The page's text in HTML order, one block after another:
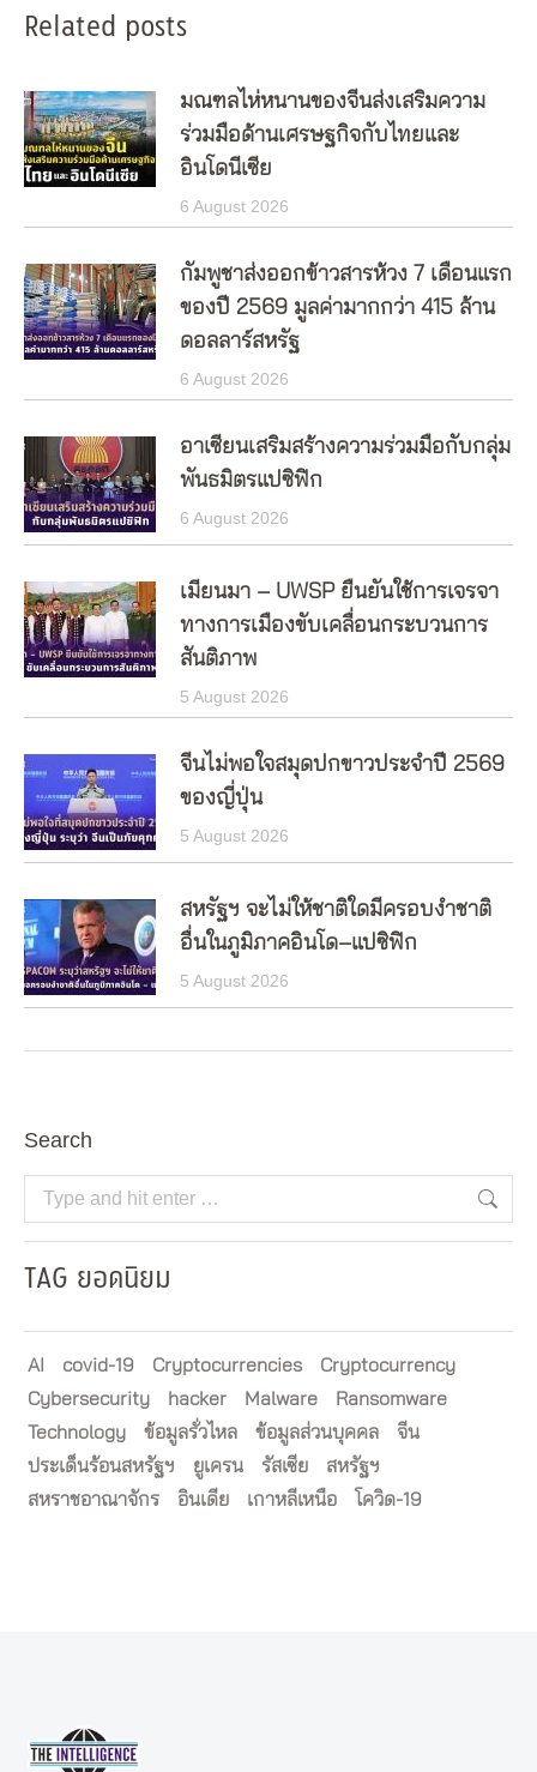
Related posts
มณฑลไห่หนานของจีนส่งเสริมความ
ร่วมมือด้านเศรษฐกิจกับไทยและ
อินโดนีเซีย
6 August 2026
กัมพูชาส่งออกข้าวสารห้วง 7 เดือนแรก
ของปี 2569 มูลค่ามากกว่า 415 ล้าน
ดอลลาร์สหรัฐ
6 August 2026
อาเซียนเสริมสร้างความร่วมมือกับกลุ่ม
พันธมิตรแปซิฟิก
6 August 2026
เมียนมา – UWSP ยืนยันใช้การเจรจา
ทางการเมืองขับเคลื่อนกระบวนการ
สันติภาพ
5 August 2026
จีนไม่พอใจสมุดปกขาวประจำปี 2569
ของญี่ปุ่น
5 August 2026
สหรัฐฯ จะไม่ให้ชาติใดมีครอบงำชาติ
อื่นในภูมิภาคอินโด–แปซิฟิก
5 August 2026
Search
Search:
TAG ยอดนิยม
AI covid-19 Cryptocurrencies
Cryptocurrency
Cybersecurity
hacker Malware
Ransomware
Technology
ข้อมูลรั่วไหล ข้อมูลส่วนบุคคล
จีน
ประเด็นร้อนสหรัฐฯ
ยูเครน รัสเซีย
สหรัฐฯ
สหราชอาณาจักร
อินเดีย เกาหลีเหนือ โควิด-19